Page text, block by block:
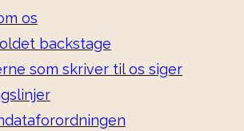
os
backstage
som skriver til os siger